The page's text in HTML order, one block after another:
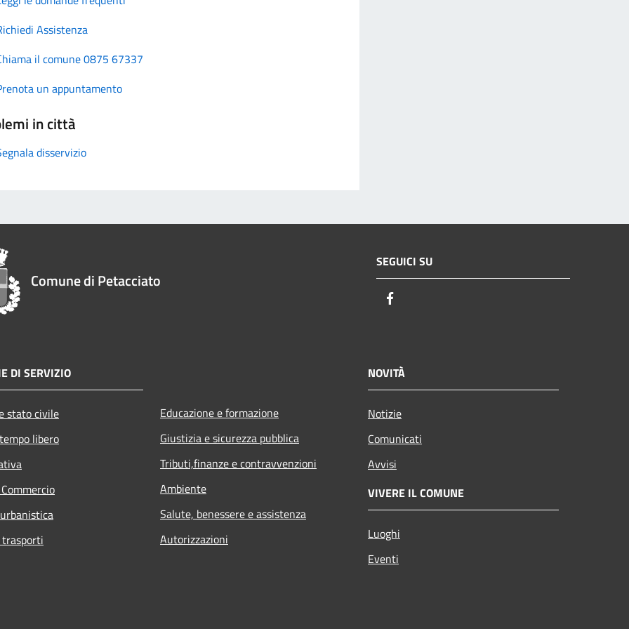
Assistenza
il comune 0875 67337
un appuntamento
in città
disservizio
Comune di Petacciato
SEGUICI SU
DI SERVIZIO
stato civile
libero
Educazione e formazione
Giustizia e sicurezza pubblica
Tributi,finanze e contravvenzioni
Ambiente
Salute, benessere e assistenza
Autorizzazioni
NOVITÀ
Notizie
Comunicati
Avvisi
VIVERE IL COMUNE
Luoghi
Eventi